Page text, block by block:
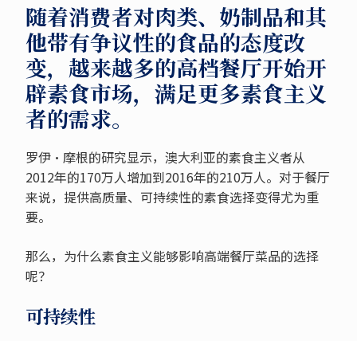
随着消费者对肉类、奶制品和其
他带有争议性的食品的态度改
变，越来越多的高档餐厅开始开
辟素食市场，满足更多素食主义
者的需求。
罗伊·摩根的研究显示，澳大利亚的素食主义者从
2012年的170万人增加到2016年的210万人。对于餐厅
来说，提供高质量、可持续性的素食选择变得尤为重
要。
那么，为什么素食主义能够影响高端餐厅菜品的选择
呢？
可持续性